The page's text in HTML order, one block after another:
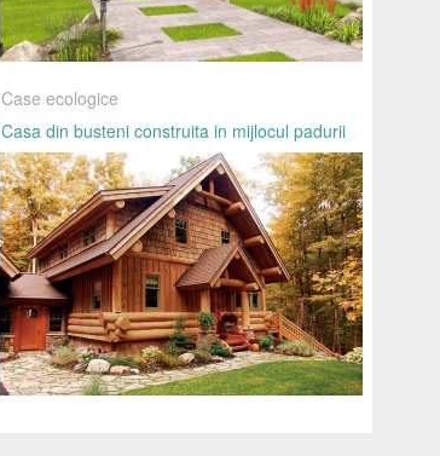
Case ecologice
Casa din busteni construita in mijlocul padurii